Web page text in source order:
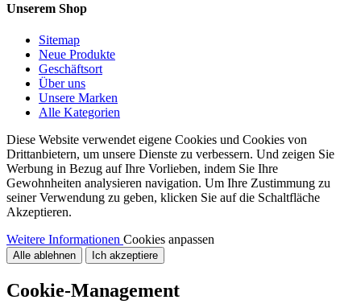
Unserem Shop
Sitemap
Neue Produkte
Geschäftsort
Über uns
Unsere Marken
Alle Kategorien
Diese Website verwendet eigene Cookies und Cookies von
Drittanbietern, um unsere Dienste zu verbessern. Und zeigen Sie
Werbung in Bezug auf Ihre Vorlieben, indem Sie Ihre
Gewohnheiten analysieren navigation. Um Ihre Zustimmung zu
seiner Verwendung zu geben, klicken Sie auf die Schaltfläche
Akzeptieren.
Weitere Informationen Cookies anpassen
Alle ablehnen Ich akzeptiere
Cookie-Management